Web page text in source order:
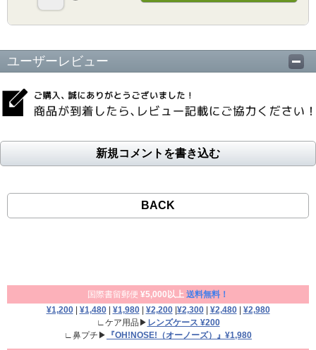
ユーザーレビュー
新規コメントを書き込む
BACK
国際書留郵便 ¥5,000以上 送料無料！
¥1,200| ¥1,480| ¥1,980| ¥2,200| ¥2,300| ¥2,480| ¥2,980
∟ケア用品▶ レンズケース ¥200
∟鼻プチ▶
『OH!NOSE!（オーノーズ）』¥1,980